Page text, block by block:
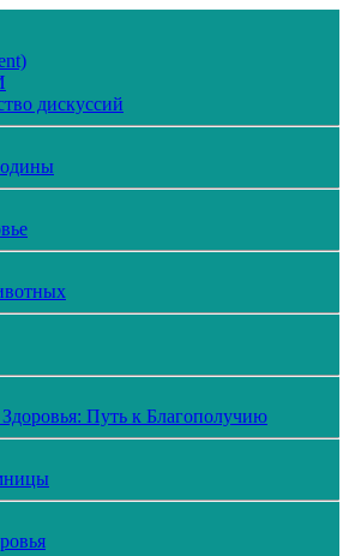
дискуссий
Путь к Благополучию